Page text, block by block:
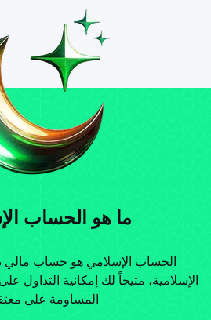
ما هو الحساب
الحساب الإسلامي هو حساب مالي
الإسلامية، متيحاً لك إمكانية
المساومة على